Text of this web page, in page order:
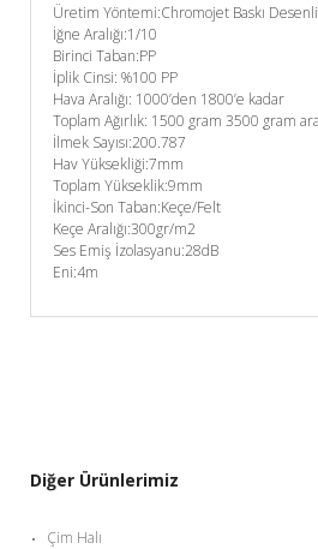
Üretim Yöntemi:Chromojet Baskı
İğne Aralığı:1/10
Birinci Taban:PP
İplik Cinsi: %100 PP
Hava Aralığı: 1000’den 1800’e kadar
Toplam Ağırlık: 1500 gram 3500 gram
İlmek Sayısı:200.787
Hav Yüksekliği:7mm
Toplam Yükseklik:9mm
İkinci-Son Taban:Keçe/Felt
Keçe Aralığı:300gr/m2
Ses Emiş İzolasyanu:28dB
Eni:4m
Diğer Ürünlerimiz
Çim Halı